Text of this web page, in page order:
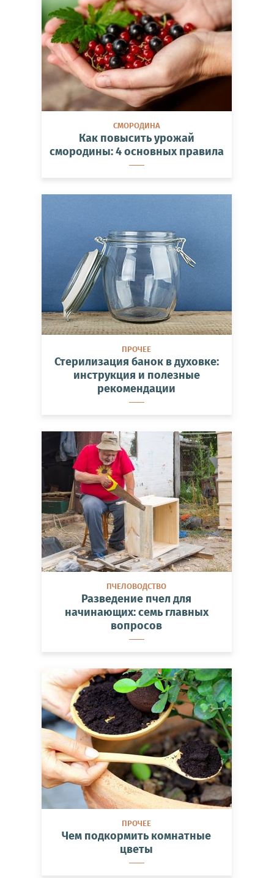
СМОРОДИНА
Как повысить урожай
смородины: 4 основных правила
ПРОЧЕЕ
Стерилизация банок в духовке:
инструкция и полезные
рекомендации
ПЧЕЛОВОДСТВО
Разведение пчел для
начинающих: семь главных
вопросов
ПРОЧЕЕ
Чем подкормить комнатные
цветы